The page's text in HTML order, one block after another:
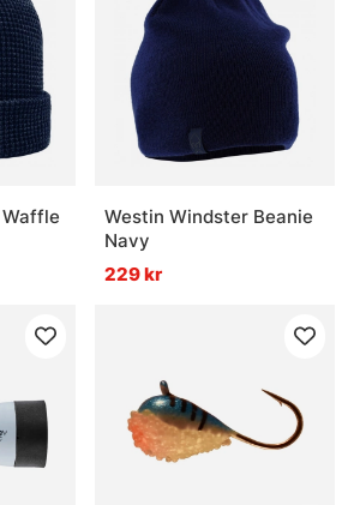
Westin Windster Beanie
Navy
229 kr